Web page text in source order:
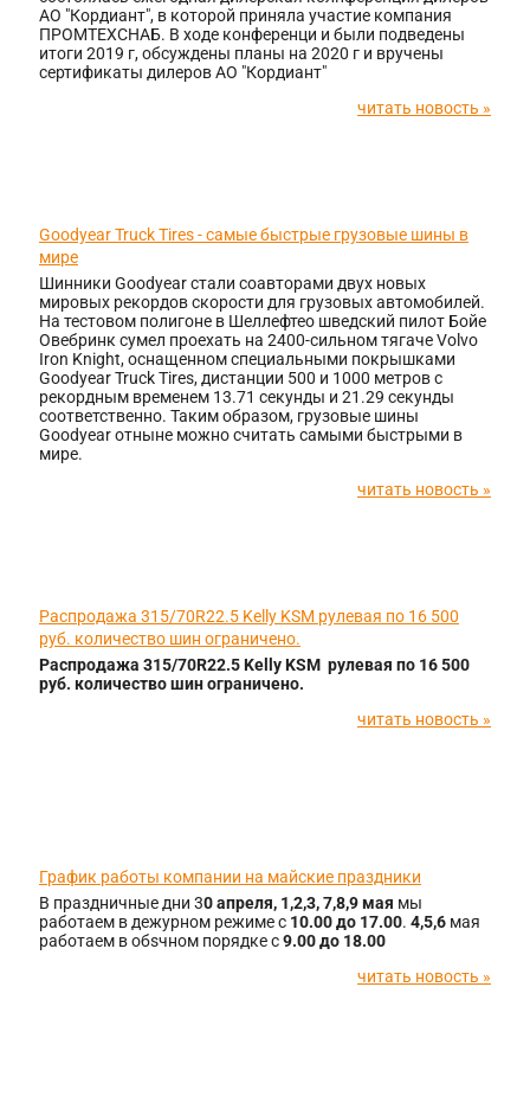
АО "Кордиант", в которой приняла участие компания
ПРОМТЕХСНАБ. В ходе конференци и были подведены
итоги 2019 г, обсуждены планы на 2020 г и вручены
сертификаты дилеров АО "Кордиант"
читать новость »
Goodyear Truck Tires - самые быстрые грузовые шины в
мире
Шинники Goodyear стали соавторами двух новых
мировых рекордов скорости для грузовых автомобилей.
На тестовом полигоне в Шеллефтео шведский пилот Бойе
Овебринк сумел проехать на 2400-сильном тягаче Volvo
Iron Knight, оснащенном специальными покрышками
Goodyear Truck Tires, дистанции 500 и 1000 метров с
рекордным временем 13.71 секунды и 21.29 секунды
соответственно. Таким образом, грузовые шины
Goodyear отныне можно считать самыми быстрыми в
мире.
читать новость »
Распродажа 315/70R22.5 Kelly KSM рулевая по 16 500
руб. количество шин ограничено.
Распродажа 315/70R22.5 Kelly KSM рулевая по 16 500
руб. количество шин ограничено.
читать новость »
График работы компании на майские праздники
В праздничные дни 30 апреля, 1,2,3, 7,8,9 мая мы
работаем в дежурном режиме с 10.00 до 17.00. 4,5,6 мая
работаем в обsчном порядке с9.00 до 18.00
читать новость »